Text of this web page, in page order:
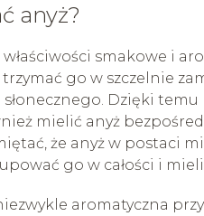
anyż?
właściwości smakowe i
go w szczelnie
słonecznego. Dzięki
mielić anyż
że anyż w postaci
go w całości i
aromatyczna